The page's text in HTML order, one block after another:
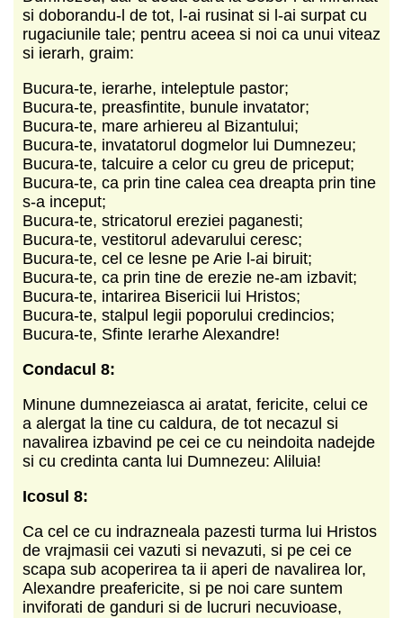
si doborandu-l de tot, l-ai rusinat si l-ai surpat cu
rugaciunile tale; pentru aceea si noi ca unui viteaz
si ierarh, graim:
Bucura-te, ierarhe, inteleptule pastor;
Bucura-te, preasfintite, bunule invatator;
Bucura-te, mare arhiereu al Bizantului;
Bucura-te, invatatorul dogmelor lui Dumnezeu;
Bucura-te, talcuire a celor cu greu de priceput;
Bucura-te, ca prin tine calea cea dreapta prin tine
s-a inceput;
Bucura-te, stricatorul ereziei paganesti;
Bucura-te, vestitorul adevarului ceresc;
Bucura-te, cel ce lesne pe Arie l-ai biruit;
Bucura-te, ca prin tine de erezie ne-am izbavit;
Bucura-te, intarirea Bisericii lui Hristos;
Bucura-te, stalpul legii poporului credincios;
Bucura-te, Sfinte Ierarhe Alexandre!
Condacul 8:
Minune dumnezeiasca ai aratat, fericite, celui ce
a alergat la tine cu caldura, de tot necazul si
navalirea izbavind pe cei ce cu neindoita nadejde
si cu credinta canta lui Dumnezeu: Aliluia!
Icosul 8:
Ca cel ce cu indrazneala pazesti turma lui Hristos
de vrajmasii cei vazuti si nevazuti, si pe cei ce
scapa sub acoperirea ta ii aperi de navalirea lor,
Alexandre preafericite, si pe noi care suntem
inviforati de ganduri si de lucruri necuvioase,